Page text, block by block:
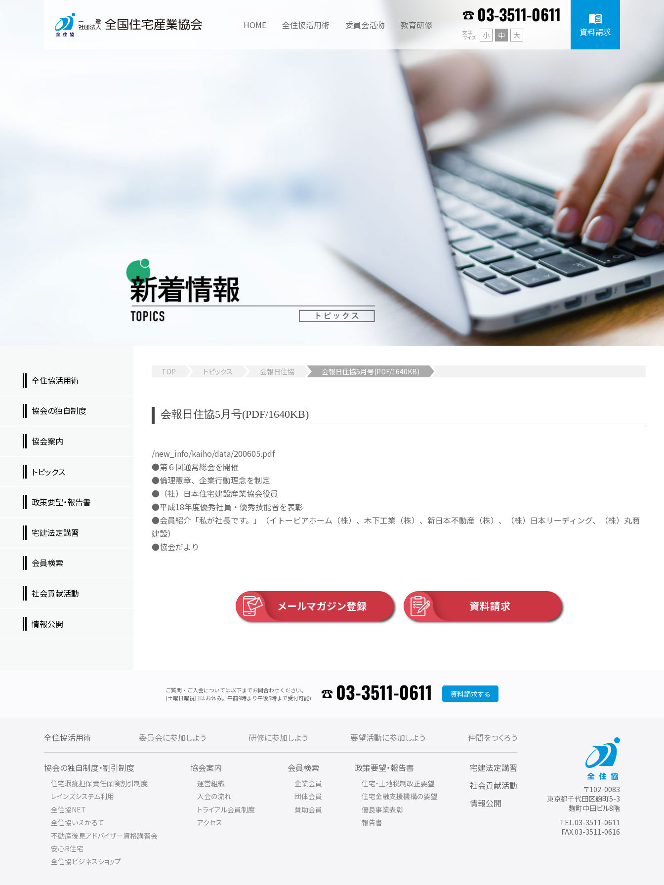
HOME 全住協活用術 委員会活動 教育研修 03-3511-0611
文字
サイズ 小 中 大
menu_book
資料請求
TOP トピックス 会報日住協 会報日住協5月号(PDF/1640KB)
会報日住協5月号(PDF/1640KB)
/new_info/kaiho/data/200605.pdf
●第６回通常総会を開催
●倫理憲章、企業行動理念を制定
●（社）日本住宅建設産業協会役員
●平成18年度優秀社員・優秀技能者を表彰
●会員紹介「私が社長です。」（イトーピアホーム（株）、木下工業（株）、新日本不動産（株）、（株）日本リーディング、（株）丸商
建設）
●協会だより
メールマガジン登録 資料請求
全住協活用術
協会の独自制度
協会案内
トピックス
政策要望・報告書
宅建法定講習
会員検索
社会貢献活動
情報公開
ご質問・ご入会については以下までお問合わせください。
(土曜日曜祝日はお休み。午前9時より午後5時まで受付可能)
03-3511-0611 資料請求する
全住協活用術 委員会に参加しよう 研修に参加しよう 要望活動に参加しよう 仲間をつくろう
協会の独自制度・割引制度
住宅瑕疵担保責任保険割引制度
レインズシステム利用
全住協NET
全住協いえかるて
不動産後見アドバイザー資格講習会
安心R住宅
全住協ビジネスショップ
協会案内
運営組織
入会の流れ
トライアル会員制度
アクセス
会員検索
企業会員
団体会員
賛助会員
政策要望・報告書
住宅・土地税制改正要望
住宅金融支援機構の要望
優良事業表彰
報告書
宅建法定講習
社会貢献活動
情報公開
〒102-0083
東京都千代田区麹町5-3
麹町中田ビル8階
TEL.03-3511-0611
FAX.03-3511-0616